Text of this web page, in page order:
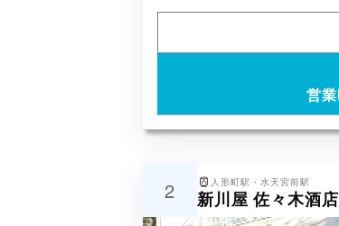
営
2 人形町駅・水天宮前駅
新川屋 佐々木酒店